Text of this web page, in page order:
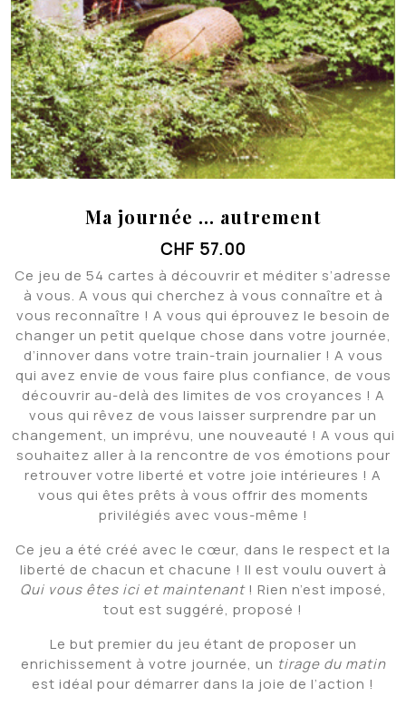
Ma journée … autrement
CHF 57.00
Ce jeu de 54 cartes à découvrir et méditer s’adresse
à vous. A vous qui cherchez à vous connaître et à
vous reconnaître ! A vous qui éprouvez le besoin de
changer un petit quelque chose dans votre journée,
d’innover dans votre train-train journalier ! A vous
qui avez envie de vous faire plus confiance, de vous
découvrir au-delà des limites de vos croyances ! A
vous qui rêvez de vous laisser surprendre par un
changement, un imprévu, une nouveauté ! A vous qui
souhaitez aller à la rencontre de vos émotions pour
retrouver votre liberté et votre joie intérieures ! A
vous qui êtes prêts à vous offrir des moments
privilégiés avec vous-même !
Ce jeu a été créé avec le cœur, dans le respect et la
liberté de chacun et chacune ! Il est voulu ouvert à
Qui vous êtes ici et maintenant! Rien n’est imposé,
tout est suggéré, proposé !
Le but premier du jeu étant de proposer un
enrichissement à votre journée, un tirage du matin
est idéal pour démarrer dans la joie de l’action !